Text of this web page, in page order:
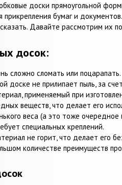
доски прямоугольной
бумаг и
Давайте рассмотрим их
досок:
сложно сломать или
доске не прилипает пыль, за
применяемый при
веществ, что делает его
веса (а это тоже
специальных креплений.
не горит, что делает его
количестве преимуществ